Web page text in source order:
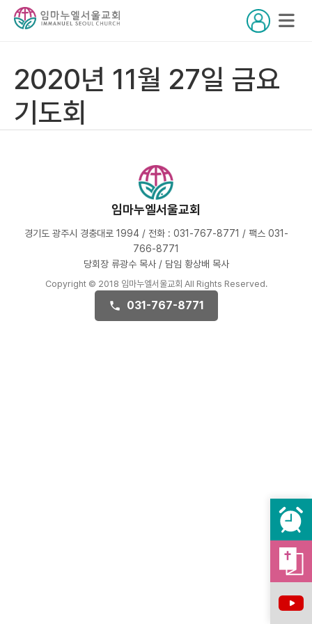
2020년 11월 27일 금요
기도회
임마누엘서울교회
경기도 광주시 경충대로 1994 / 전화 : 031-767-8771 / 팩스 031-
766-8771
당회장 류광수 목사 / 담임 황상배 목사
Copyright © 2018 임마누엘서울교회 All Rights Reserved.
031-767-8771